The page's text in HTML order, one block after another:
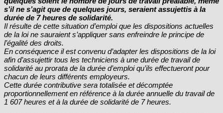
s’il ne s’agit que de quelques jours, seraient assujettis à la
durée de 7 heures de solidarité.
Il résulte de cette situation d’emploi que les dispositions actuelles
de la loi ne sauraient s’appliquer sans enfreindre le principe de
l’égalité des droits.
En conséquence il est convenu d’adapter les dispositions de la loi
afin d’assujettir tous les techniciens à une durée de travail de
solidarité au prorata de la durée d’emploi qu’ils effectueront pour
chacun de leurs différents employeurs.
Cette durée contributive sera totalisée et décomptée
proportionnellement en référence à la durée annuelle du travail de
1 607 heures et à la durée de solidarité de 7 heures.